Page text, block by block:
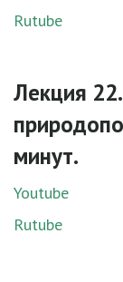
Rutube
Лекция
минут.
Youtube
Rutube